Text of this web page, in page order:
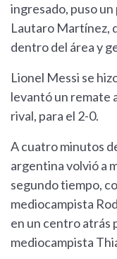
ingresado, puso
Lautaro Martínez,
dentro del área y
Lionel Messi se
levantó un remate
rival, para el 2-0.
A cuatro minutos
argentina volvió a
segundo tiempo,
mediocampista
en un centro atrás
mediocampista